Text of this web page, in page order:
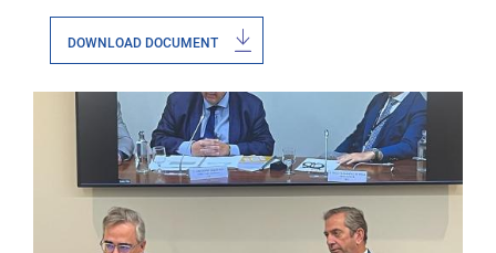
DOWNLOAD DOCUMENT